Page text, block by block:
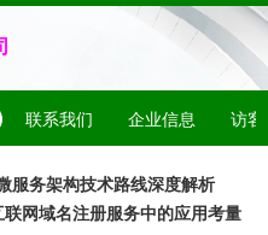
联系我们 企业信息 访客
服务架构技术路线深度解析
网域名注册服务中的应用考量